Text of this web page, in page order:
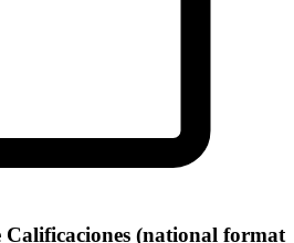
Calificaciones (national format